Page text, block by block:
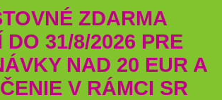
ZDARMA
DO 31/8/2026 PRE
NAD 20 EUR A
V RÁMCI SR